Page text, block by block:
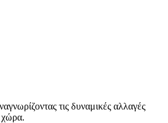
τις δυναμικές αλλαγές
χώρα.